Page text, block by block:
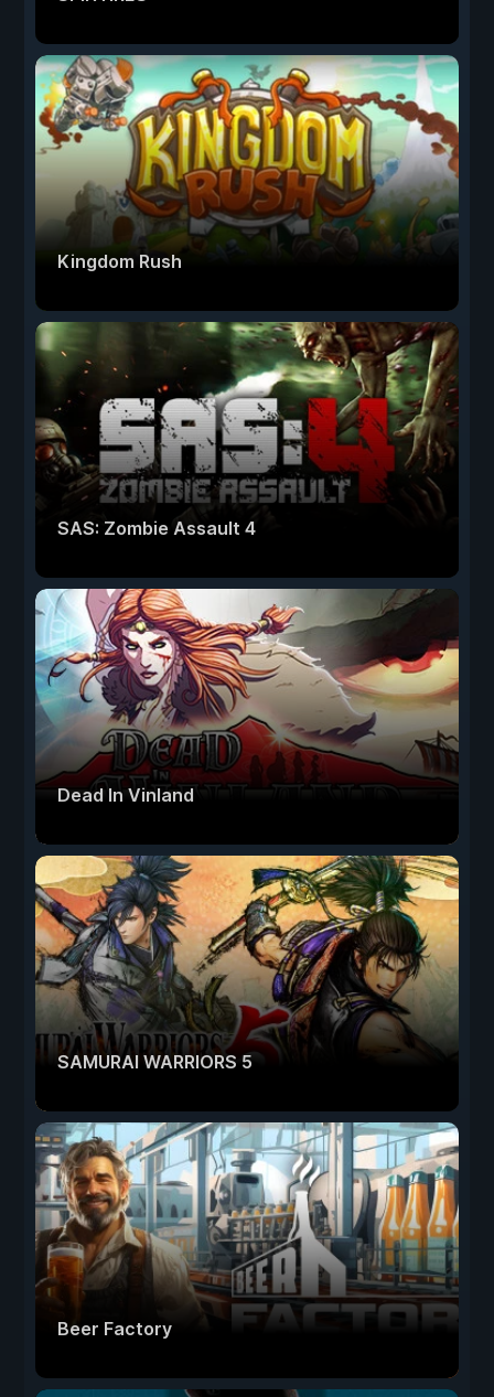
Kingdom Rush
SAS: Zombie Assault 4
Dead In Vinland
SAMURAI WARRIORS 5
Beer Factory